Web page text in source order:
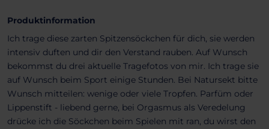
Produktinformation
Ich trage diese zarten Spitzensöckchen für dich, sie werden
intensiv duften und dir den Verstand rauben. Auf Wunsch
bekommst du drei aktuelle Tragefotos von mir. Ich trage sie
auf Wunsch beim Sport einige Stunden. Bei Natursekt bitte
Wunsch mitteilen: wenige oder viele Tropfen. Parfüm oder
Lippenstift - liebend gerne, bei Orgasmus als Veredelung
drücke ich die Söckchen beim Spielen mit ran, du wirst den